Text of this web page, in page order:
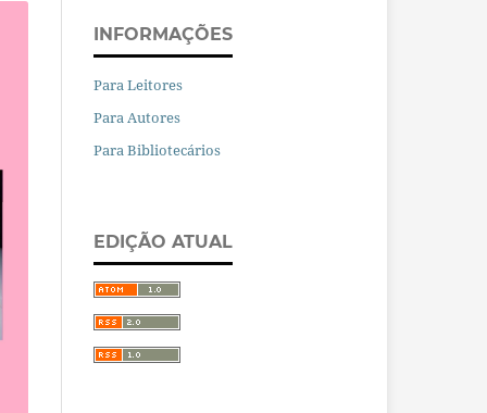
INFORMAÇÕES
Para Leitores
Para Autores
Para Bibliotecários
EDIÇÃO ATUAL